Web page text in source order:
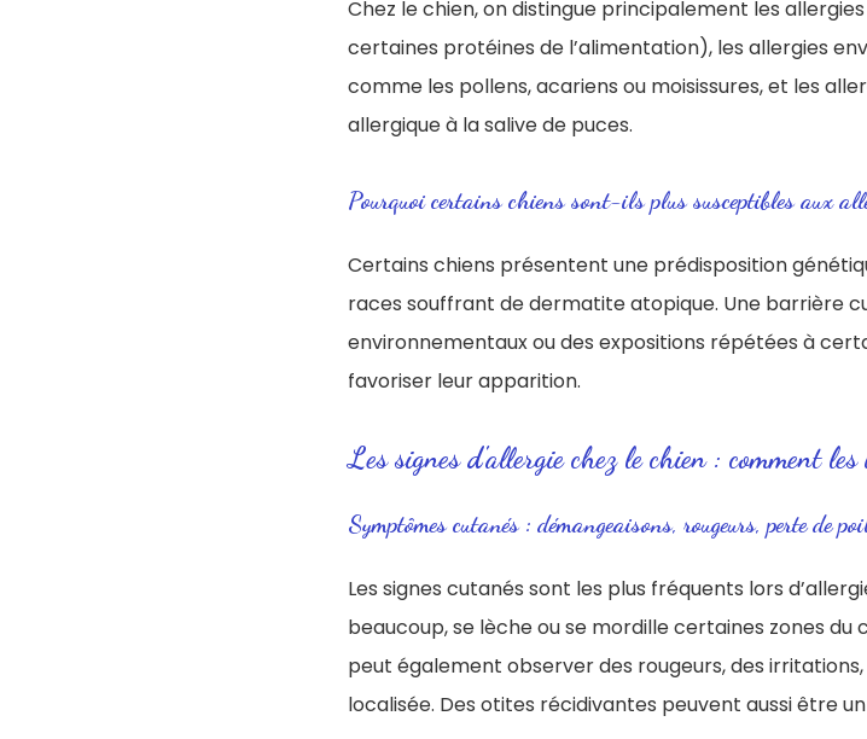
Chez le chien, on distingue principalement les
certaines protéines de l’alimentation), les allergies
comme les pollens, acariens ou moisissures, et les
allergique à la salive de puces.
Pourquoi certains chiens sont-ils plus susceptibles aux
Certains chiens présentent une prédisposition
races souffrant de dermatite atopique. Une barrière
environnementaux ou des expositions répétées à
favoriser leur apparition.
Les signes d'allergie chez le chien : comment
Symptômes cutanés : démangeaisons, rougeurs, perte de
Les signes cutanés sont les plus fréquents lors
beaucoup, se lèche ou se mordille certaines zones
peut également observer des rougeurs, des
localisée. Des otites récidivantes peuvent aussi être un